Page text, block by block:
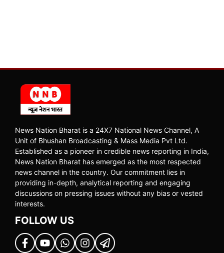
News Nation Bharat is a 24X7 National News Channel, A
Unit of Bhushan Broadcasting & Mass Media Pvt Ltd.
Established as a pioneer in credible news reporting in India,
News Nation Bharat has emerged as the most respected
news channel in the country. Our commitment lies in
providing in-depth, analytical reporting and engaging
discussions on pressing issues without any bias or vested
interests.
FOLLOW US